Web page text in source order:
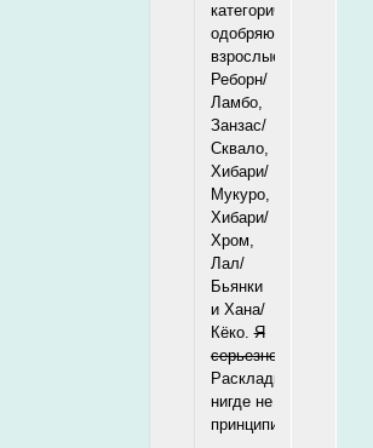
категорически
одобряю:
взрослые
Реборн/
Ламбо,
Занзас/
Сквало,
Хибари/
Мукуро,
Хибари/
Хром,
Лал/
Бьянки
и Хана/
Кёко.Я
серьезно!
Раскладка
нигде не
принципиальна.